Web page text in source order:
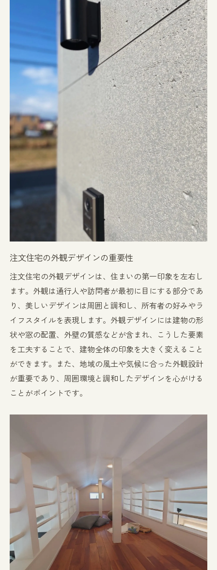
とのコミュニケーション
設計士との初回相談で確認すべきポイント
デザインコンセプトを共有する方法
進捗確認とフィードバックの重要性
ビジュアルコミュニケーションの活用
予算管理とデザインの両立
設計士との長期的な関係構築
注文住宅デザインで実現する理想の住まい作り
のステップ
理想の住まいを実現するための計画
デザインコンセプトの決定
設計図面の確認と修正
施工開始前の最終確認
施工中のチェックポイント
引き渡し後のメンテナンスとフォローアッ
注文住宅の外観デザインの重要性
注文住宅の外観デザインは、住まいの第一印象を左右し
ます。外観は通行人や訪問者が最初に目にする部分であ
り、美しいデザインは周囲と調和し、所有者の好みやラ
イフスタイルを表現します。外観デザインには建物の形
状や窓の配置、外壁の質感などが含まれ、こうした要素
を工夫することで、建物全体の印象を大きく変えること
ができます。また、地域の風土や気候に合った外観設計
が重要であり、周囲環境と調和したデザインを心がける
ことがポイントです。